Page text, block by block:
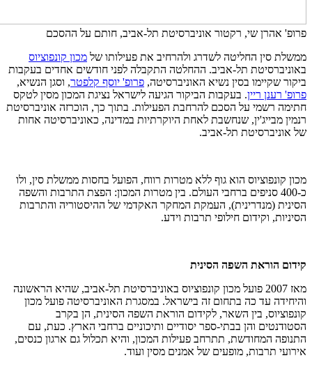
פרופ' אהרן שי, רקטור אוניברסיטת תל-אביב, חותם על ההסכם
ממשלת סין החליטה לשדרג ולהרחיב את פעילותו של מכון קונפוציוס
באוניברסיטת תל-אביב. ההחלטה התקבלה לפני חודשים אחדים בעקבות
ביקור שקיימו בסין נשיא האוניברסיטה, פרופ' יוסף קלפטר, וסגן הנשיא,
פרופ' רענן ריין. בעקבות הביקור הגיעה לישראל נציגת המכון מסין לטקס
חתימה רשמי על הסכם להרחבת הפעילות. בתוך כך, הוכרזה אוניברסיטת
רנמין מבייג'ין, שנחשבת לאחת היוקרתיות במדינה, כאוניברסיטה אחות
של אוניברסיטת תל-אביב.
מכון קונפוציוס הוא גוף ללא מטרות רווח, הפועל בחסות ממשלת סין, ולו
כ-400 סניפים ברחבי העולם. בין מטרות המכון: הפצת התרבות והשפה
הסינית (מנדרינית), העמקת המחקר האקדמי של ההיסטוריה והתרבות
הסיניות, וקידום חילופי תרבות וידע.
קידום הוראת השפה הסינית
מאז 2007 פועל מכון קונפוציוס באוניברסיטת תל-אביב, שהיא הראשונה
והיחידה עד כה בתחום זה בישראל. במסגרת האוניברסיטה פועל מכון
קונפוציוס, בין השאר, לקידום הוראת השפה הסינית, הן בקרב
הסטודנטים והן בבתי-ספר יסודיים ותיכוניים ברחבי הארץ. כעת, עם
התנופה המחודשת, תתרחב פעילות המכון, והיא תכלול גם ארגון כנסים,
אירועי תרבות, מופעים של אמנים מסין ועוד.